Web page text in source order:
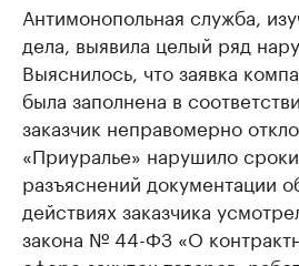
Антимонопольная служба,
дела, выявила целый ряд
Выяснилось, что заявка
была заполнена в
заказчик неправомерно
«Приуралье» нарушило
разъяснений документации
действиях заказчика
закона № 44-ФЗ «О